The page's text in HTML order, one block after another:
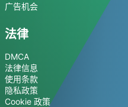
广告机会
法律
DMCA
法律信息
使用条款
隐私政策
Cookie 政策